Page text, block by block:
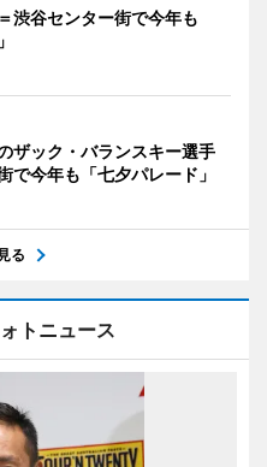
渋谷センター街で今年も
ザック・バランスキー選手
で今年も「七夕パレード」
る
トニュース